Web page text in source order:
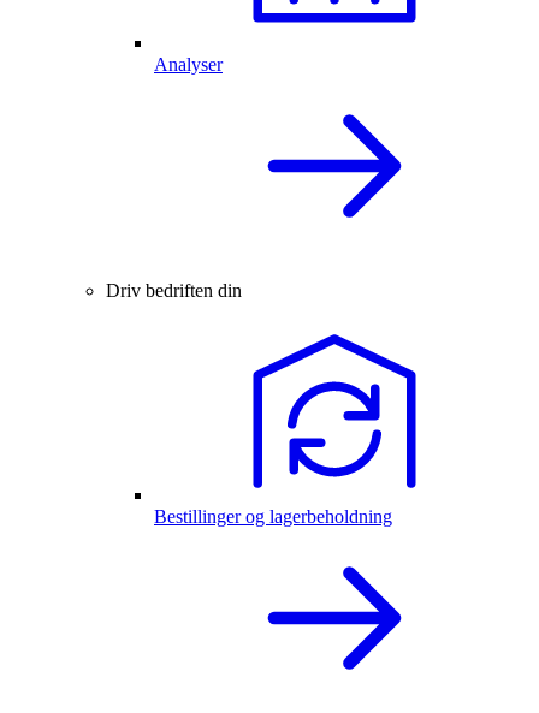
Analyser
Driv bedriften din
Bestillinger og lagerbeholdning